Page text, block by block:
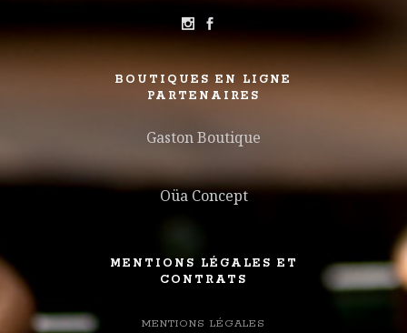
BOUTIQUES EN LIGNE
PARTENAIRES
Gaston Boutique
Oüa Concept
MENTIONS LÉGALES ET
CONTRATS
MENTIONS LÉGALES